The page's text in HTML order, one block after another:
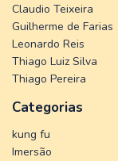
Claudio Teixeira
Guilherme de Farias
Leonardo Reis
Thiago Luiz Silva
Thiago Pereira
Categorias
kung fu
Imersão